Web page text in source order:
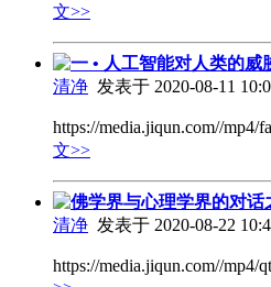
文>>
一 • 人工智能对人类的威
清净 发表于 2020-08-11
https://media.jiqun.com//mp4/
文>>
佛学界与心理学界的对话
清净 发表于 2020-08-22
https://media.jiqun.com//mp4/